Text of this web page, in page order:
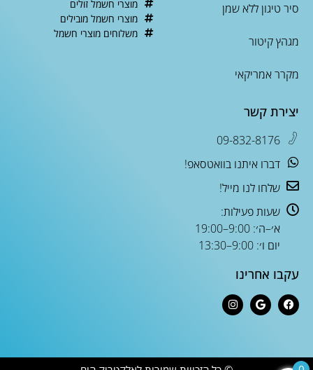
סיר טיגון ללא שמן
מגהץ קיטור
מקרר אמריקאי
מוצרי חשמל זולים
מוצרי חשמל מובילים
משלוחים מוצרי חשמל
יצירת קשר
09-832-8176
דברו איתנו בוואטסאפ!
שלחו לנו מייל!
שעות פעילות:
א׳–ה׳: 9:00–19:00
יום ו׳: 9:00–13:30
עקבו אחרינו